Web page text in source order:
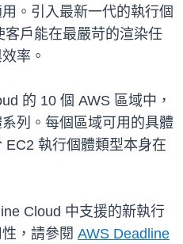
。引入最新一代的執行個
戶能在最嚴苛的渲染任
率。
的 10 個 AWS 區域中，
列。每個區域可用的具體
執行個體類型本身在
Cloud 中支援的新執行
，請參閱 AWS Deadline